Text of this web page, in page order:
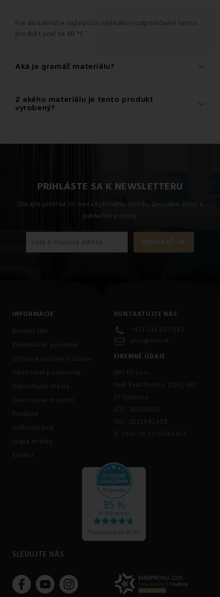
Pre dosiahnutie najlepších výsledkov odporúčame tento
produkt prať na 60 °C.
Aká je gramáž materiálu?
Gramáž materiálu použitého pre tento produkt je 145
g/m2.
Z akého materiálu je tento produkt
vyrobený?
PRIHLÁSTE SA K NEWSLETTERU
Získajte prehľad zo sveta bytového textilu, špeciálne zľavy a
jedinečné ponuky.
INFORMÁCIE
Kontakt EMI
Reklamačný poriadok
Ochrana osobných údajov
Obchodné podmienky
Najčastejšie otázky
Overovanie recenzií
Predajne
Veľkoobchod
Mapa stránky
Kariéra
KONTAKTUJTE NÁS
+421 233 057 083
ahoj@emi.sk
FIREMNÉ ÚDAJE
EMI EU s.r.o.
Pod Švabľovkou 2100, 083
01 Sabinov
IČO: 46726608
DIČ: 2023542455
IČ DPH: SK 2023542455
SLEDUJTE NÁS